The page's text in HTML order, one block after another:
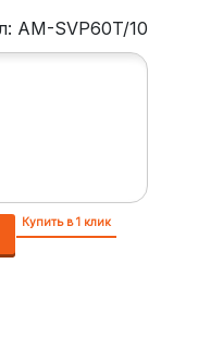
AM-SVP60T/10
Купить в 1 клик